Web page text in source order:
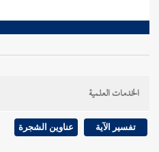
الخدمات العلمية
تفسير الآية عناوين الشجرة